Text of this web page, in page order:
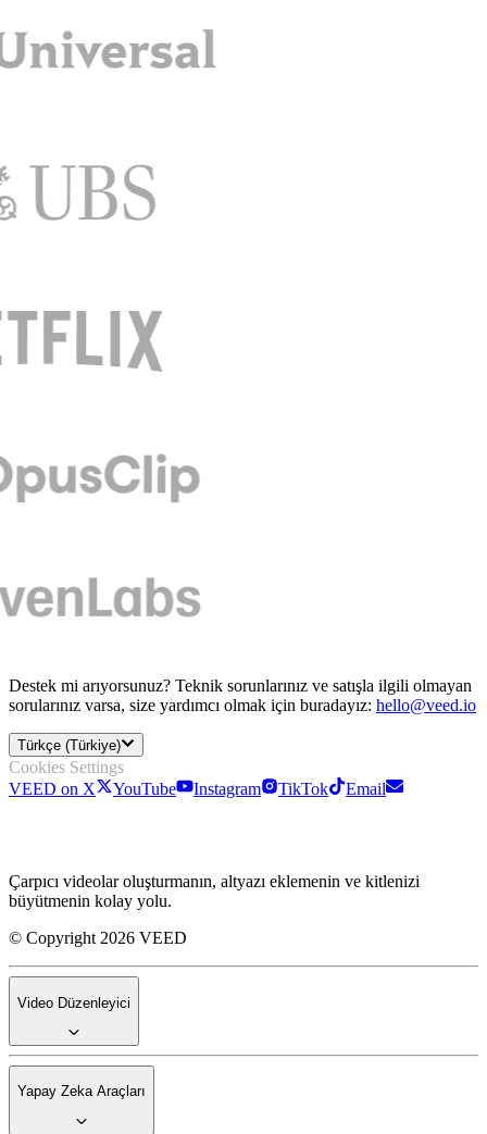
Destek mi arıyorsunuz? Teknik sorunlarınız ve satışla ilgili olmayan
sorularınız varsa, size yardımcı olmak için buradayız: hello@veed.io
Türkçe (Türkiye)
Cookies Settings
VEED on X
YouTube Instagram TikTok Email
Çarpıcı videolar oluşturmanın, altyazı eklemenin ve kitlenizi
büyütmenin kolay yolu.
© Copyright 2026 VEED
Video Düzenleyici
Yapay Zeka Araçları